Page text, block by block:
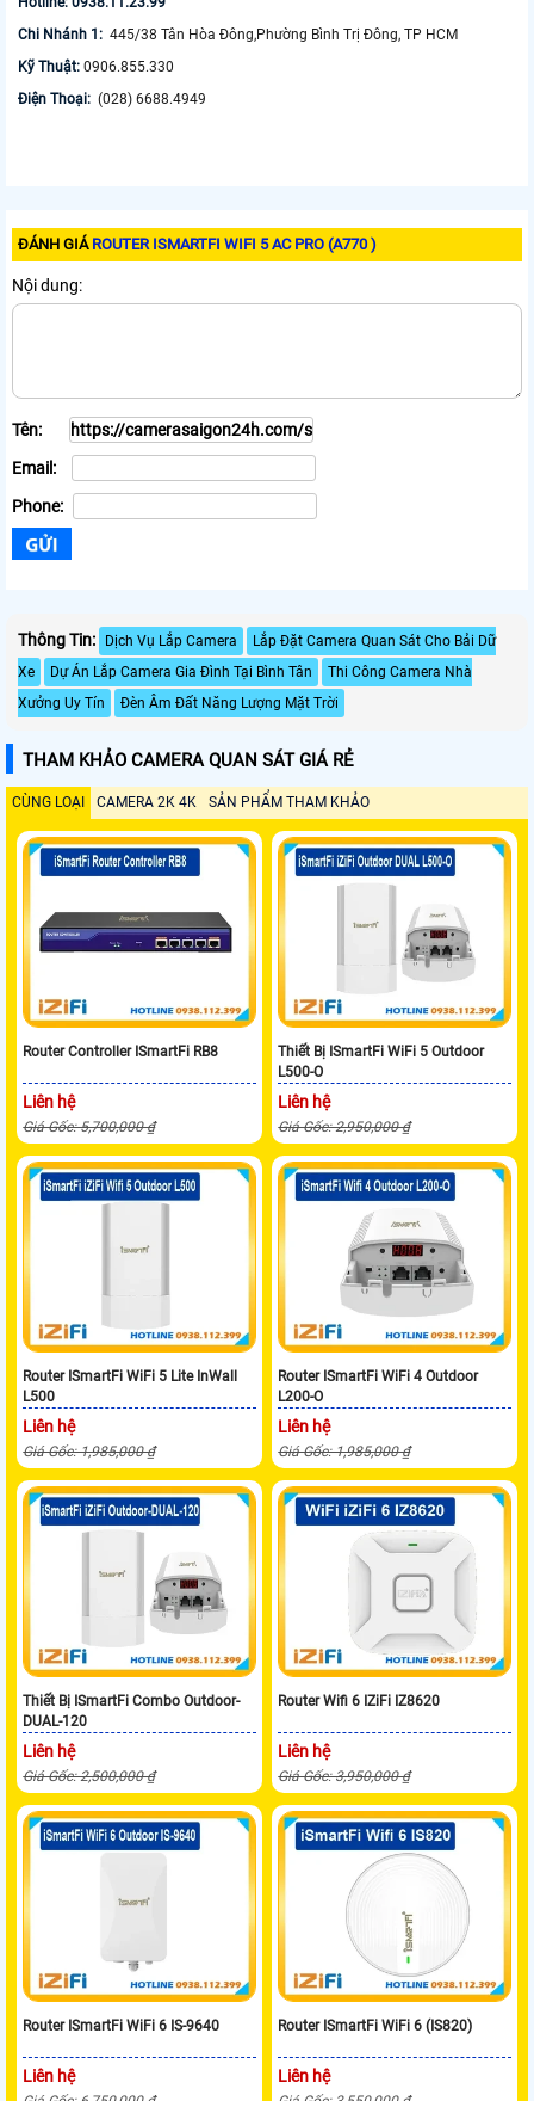
Chi Nhánh 1: 445/38 Tân Hòa Đông,Phường Bình Trị Đông, TP HCM
Kỹ Thuật: 0906.855.330
Điện Thoại: (028) 6688.4949
ĐÁNH GIÁ ROUTER ISMARTFI WIFI 5 AC PRO (A770 )
Nội dung:
Tên:
Email:
Phone:
Thông Tin: Dịch Vụ Lắp Camera
Lắp Đặt Camera Quan Sát Cho Bải Dữ
Xe
Dự Án Lắp Camera Gia Đình Tại Bình Tân
Thi Công Camera Nhà
Xưởng Uy Tín
Đèn Âm Đất Năng Lượng Mặt Trời
THAM KHẢO CAMERA QUAN SÁT GIÁ RẺ
CÙNG LOẠI CAMERA 2K 4K SẢN PHẨM THAM KHẢO
Router Controller ISmartFi RB8
Liên hệ
Giá Gốc: 5,700,000 ₫
Thiết Bị ISmartFi WiFi 5 Outdoor
L500-O
Liên hệ
Giá Gốc: 2,950,000 ₫
Router ISmartFi WiFi 5 Lite InWall
L500
Liên hệ
Giá Gốc: 1,985,000 ₫
Router ISmartFi WiFi 4 Outdoor
L200-O
Liên hệ
Giá Gốc: 1,985,000 ₫
Thiết Bị ISmartFi Combo Outdoor-
DUAL-120
Liên hệ
Giá Gốc: 2,500,000 ₫
Router Wifi 6 IZiFi IZ8620
Liên hệ
Giá Gốc: 3,950,000 ₫
Router ISmartFi WiFi 6 IS-9640
Liên hệ
Router ISmartFi WiFi 6 (IS820)
Liên hệ